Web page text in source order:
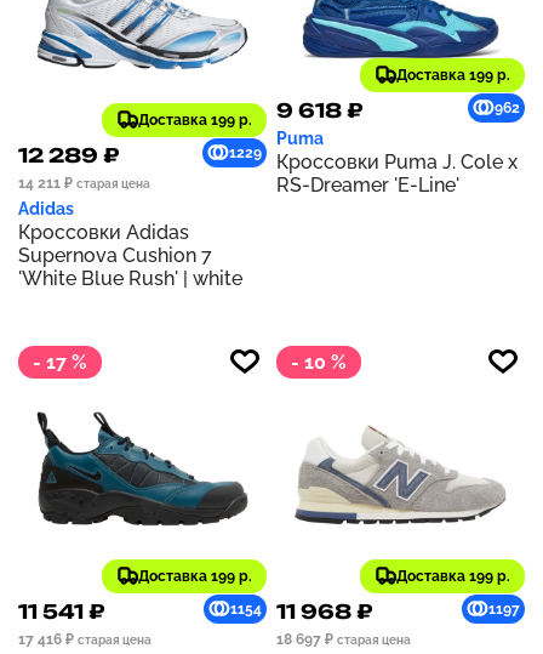
Доставка 199 р.
12 289 ₽
1229
14 211 ₽ старая цена
Adidas
Кроссовки Adidas
Supernova Cushion 7
'White Blue Rush' | white
Доставка 199 р.
9 618 ₽ 962
Puma
Кроссовки Puma J. Cole x
RS-Dreamer 'E-Line'
- 17 %
Доставка 199 р.
11 541 ₽
1154
17 416 ₽ старая цена
- 10 %
Доставка 199 р.
11 968 ₽
1197
18 697 ₽ старая цена